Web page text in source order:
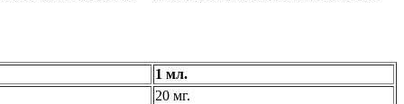
1 мл.
20 мг.